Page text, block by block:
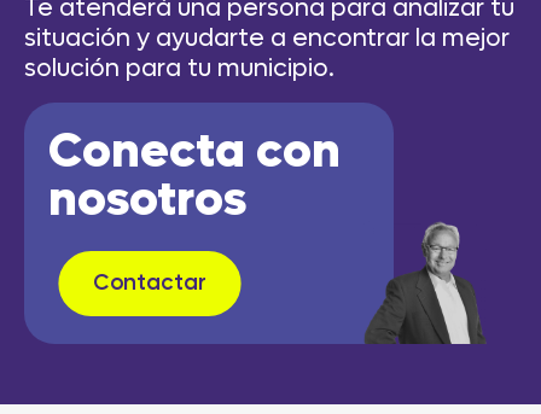
Te atenderá una persona para analizar tu
situación y ayudarte a encontrar la mejor
solución para tu municipio.
Conecta con
nosotros
Contactar